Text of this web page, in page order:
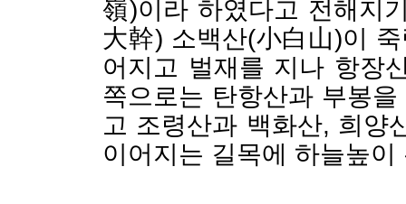
嶺)이라 하였다고 전해지
大幹) 소백산(小白山)이
어지고 벌재를 지나 항장
쪽으로는 탄항산과 부봉
고 조령산과 백화산, 희양
이어지는 길목에 하늘높